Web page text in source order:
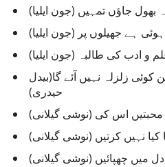
بھول جاؤں تمہیں (جون ایلیا)
ہے جھیلوں پر (جون ایلیا)
و ادب کی طالبہ (جون ایلیا)
زلزلہ نہیں آئے گا(بیدل
حیدری)
محبتیں اس کی (نوشی گیلانی)
کیا نہیں کرتیں (نوشی گیلانی)
میں چھپائیں (نوشی گیلانی)